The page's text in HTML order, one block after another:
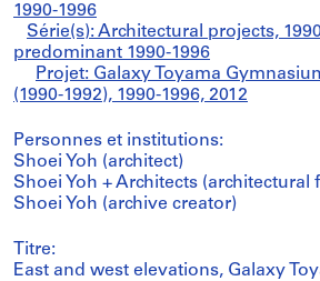
1990-1996
Série(s): Architectural projects,
predominant 1990-1996
Projet: Galaxy Toyama
(1990-1992), 1990-1996, 2012
Personnes et institutions:
Shoei Yoh (architect)
Shoei Yoh + Architects (architectural
Shoei Yoh (archive creator)
Titre:
East and west elevations, Galaxy